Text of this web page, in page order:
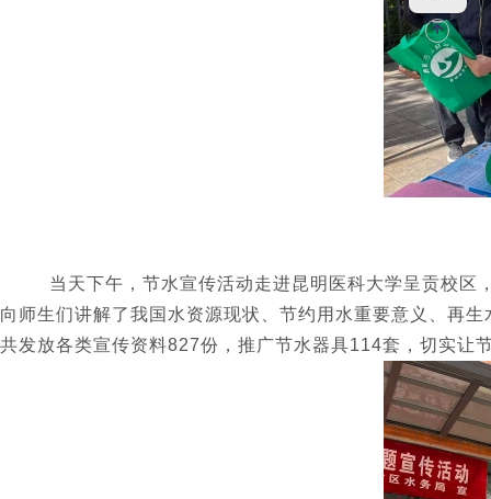
当天下午，节水宣传活动走进昆明医科大学呈贡校区，
向师生们讲解了我国水资源现状、节约用水重要意义、再
共发放各类宣传资料827份，推广节水器具114套，切实让